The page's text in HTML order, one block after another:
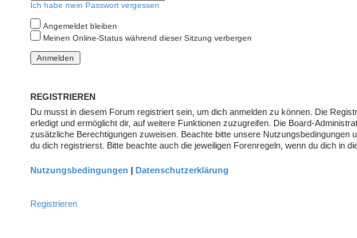
Ich habe mein Passwort vergessen
Angemeldet bleiben
Meinen Online-Status während dieser Sitzung verbergen
REGISTRIEREN
Du musst in diesem Forum registriert sein, um dich anmelden zu können. Die
erledigt und ermöglicht dir, auf weitere Funktionen zuzugreifen. Die Board-
zusätzliche Berechtigungen zuweisen. Beachte bitte unsere Nutzungsbedingungen
du dich registrierst. Bitte beachte auch die jeweiligen Forenregeln, wenn du dich in
Nutzungsbedingungen | Datenschutzerklärung
Registrieren